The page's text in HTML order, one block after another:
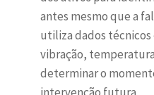
antes mesmo que a
utiliza dados técnicos
vibração,
determinar o